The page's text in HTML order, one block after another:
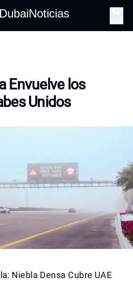
DubaiNoticias
Envuelve los
Unidos
Niebla Densa Cubre UAE